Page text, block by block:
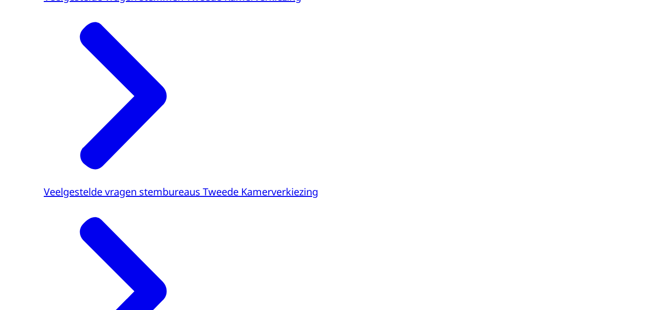
Veelgestelde vragen stembureaus Tweede Kamerverkiezing